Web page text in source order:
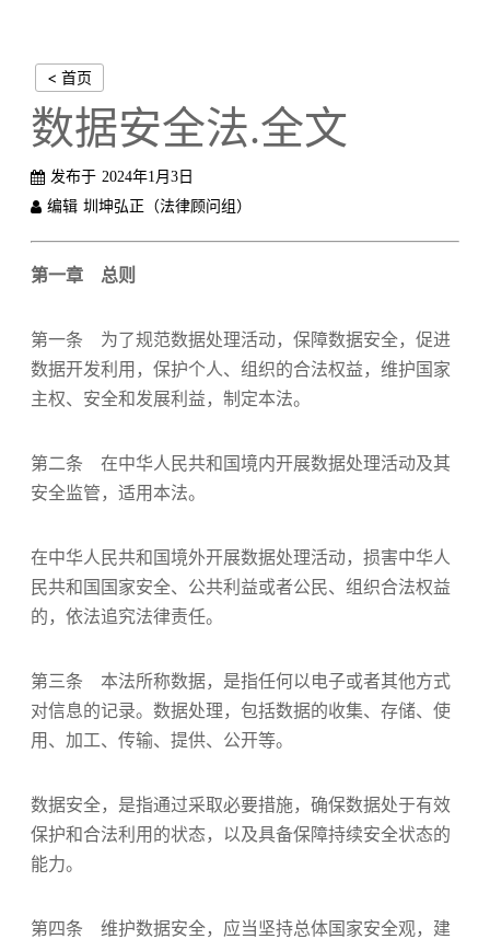
< 首页
数据安全法.全文
发布于 2024年1月3日
编辑 圳坤弘正（法律顾问组）
第一章 总则
第一条 为了规范数据处理活动，保障数据安全，促进
数据开发利用，保护个人、组织的合法权益，维护国家
主权、安全和发展利益，制定本法。
第二条 在中华人民共和国境内开展数据处理活动及其
安全监管，适用本法。
在中华人民共和国境外开展数据处理活动，损害中华人
民共和国国家安全、公共利益或者公民、组织合法权益
的，依法追究法律责任。
第三条 本法所称数据，是指任何以电子或者其他方式
对信息的记录。数据处理，包括数据的收集、存储、使
用、加工、传输、提供、公开等。
数据安全，是指通过采取必要措施，确保数据处于有效
保护和合法利用的状态，以及具备保障持续安全状态的
能力。
第四条 维护数据安全，应当坚持总体国家安全观，建